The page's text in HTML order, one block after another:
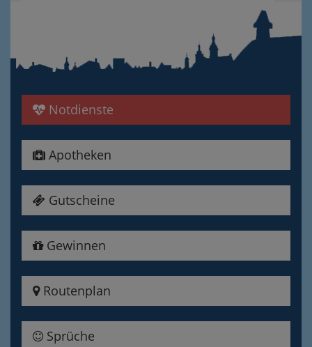
Notdienste
Apotheken
Gutscheine
Gewinnen
Routenplan
Sprüche